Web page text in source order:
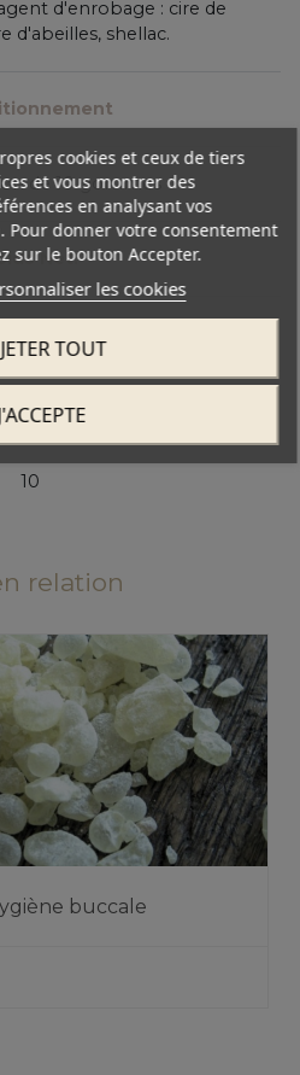
d'enrobage : cire de
d'abeilles, shellac.
de 10 gommes
Net.
colis
10
relation
buccale
cookies et ceux de tiers
et vous montrer des
en analysant vos
Pour donner votre consentement
sur le bouton Accepter.
les cookies
TOUT